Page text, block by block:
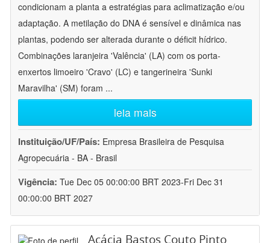
condicionam a planta a estratégias para aclimatização e/ou
adaptação. A metilação do DNA é sensível e dinâmica nas
plantas, podendo ser alterada durante o déficit hídrico.
Combinações laranjeira 'Valência' (LA) com os porta-
enxertos limoeiro 'Cravo' (LC) e tangerineira 'Sunki
Maravilha' (SM) foram ...
leia mais
Instituição/UF/País: Empresa Brasileira de Pesquisa
Agropecuária - BA - Brasil
Vigência: Tue Dec 05 00:00:00 BRT 2023-Fri Dec 31
00:00:00 BRT 2027
Acácia Bastos Couto Pinto